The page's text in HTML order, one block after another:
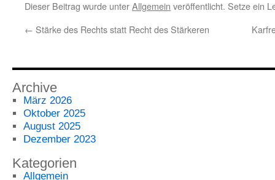
Dieser Beitrag wurde unterAllgemein veröffentlicht. Setze ein
← Stärke des Rechts statt Recht des Stärkeren
Archive
März 2026
Oktober 2025
August 2025
Dezember 2023
Kategorien
Allgemein